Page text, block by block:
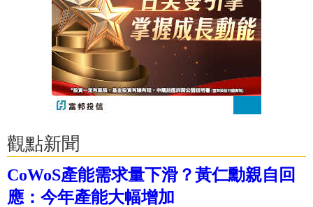
觀點新聞
CoWoS產能需求量下滑？黃仁勳親自回
應：今年產能大幅增加